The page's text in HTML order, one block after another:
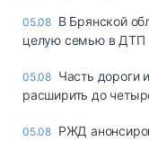
05.08 В Брянской
целую семью в ДТП
05.08 Часть дороги
расширить до
05.08 РЖД